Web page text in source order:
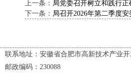
上一条： 局党委召开树立和践行
下一条： 局召开2026年第二季度安
联系地址：安徽省合肥市高新技术产业
邮政编码：230088